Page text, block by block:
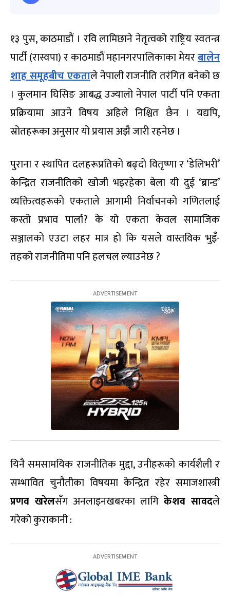
१३ पुस, काठमाडौं । रवि लामिछाने नेतृत्वको राष्ट्रिय स्वतन्त्र
पार्टी (रास्वपा) र काठमाडौं महानगरपालिकाका मेयरबालेन
शाह समूहबीच एकताले नेपाली राजनीति तरंगित बनेको छ
। कुलमान घिसिङ आबद्ध उज्यालो नेपाल पार्टी पनि एकता
प्रक्रियामा आउने विषय अहिले निश्चित छैन । यद्यपि,
स्रोतहरूका अनुसार यो प्रयास अझै जारी रहनेछ ।
पुराना र स्थापित दलहरूप्रतिको बढ्दो वितृष्णा र ‘डेलिभरी’
केन्द्रित राजनीतिको खोजी भइरहेका बेला यी दुई ‘ब्रान्ड’
व्यक्तित्वहरूको एकताले आगामी निर्वाचनको गणितलाई
कस्तो प्रभाव पार्ला? के यो एकता केवल सामाजिक
सञ्जालको एउटा लहर मात्र हो कि यसले वास्तविक भुइँ-
तहको राजनीतिमा पनि हलचल ल्याउनेछ ?
यिनै समसामयिक राजनीतिक मुद्दा, उनीहरूको कार्यशैली र
सम्भावित चुनौतीका विषयमा केन्द्रित रहेर समाजशास्त्री
प्रणव खरेलसँग अनलाइनखबरका लागिकेशव सावदले
गरेको कुराकानी :